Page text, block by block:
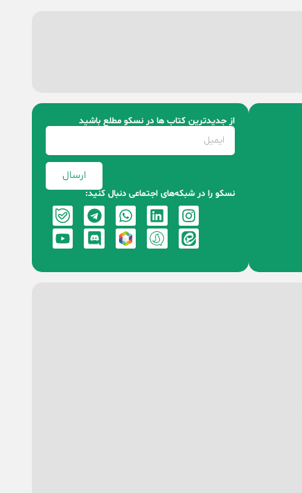
از جدیدترین کتاب‌ ها در نسکو مطلع باشید
ارسال
نسکو را در شبکه‌های اجتماعی دنبال کنید: